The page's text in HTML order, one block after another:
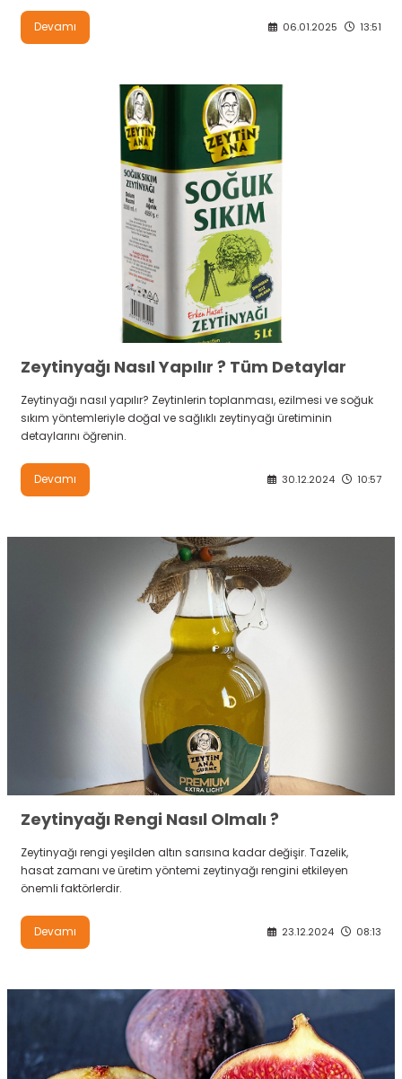
Devamı 06.01.2025 13:51
Zeytinyağı Nasıl Yapılır ? Tüm Detaylar
Zeytinyağı nasıl yapılır? Zeytinlerin toplanması, ezilmesi ve soğuk
sıkım yöntemleriyle doğal ve sağlıklı zeytinyağı üretiminin
detaylarını öğrenin.
Devamı 30.12.2024 10:57
Zeytinyağı Rengi Nasıl Olmalı ?
Zeytinyağı rengi yeşilden altın sarısına kadar değişir. Tazelik,
hasat zamanı ve üretim yöntemi zeytinyağı rengini etkileyen
önemli faktörlerdir.
Devamı 23.12.2024 08:13